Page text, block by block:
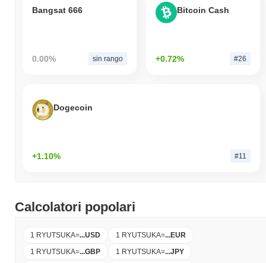
Bangsat 666
0.00% sin rango
Bitcoin Cash
+0.72% #26
Dogecoin
+1.10% #11
Calcolatori popolari
1 RYUTSUKA=...USD 1 RYUTSUKA=...EUR
1 RYUTSUKA=...GBP 1 RYUTSUKA=...JPY